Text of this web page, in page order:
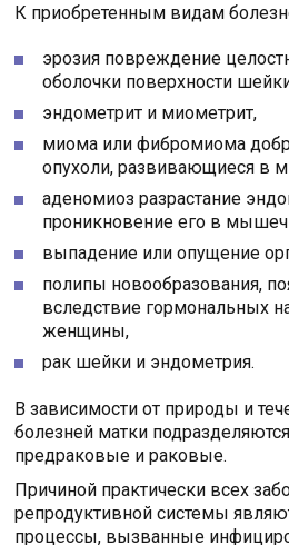
К приобретенным видам
эрозия повреждение
оболочки поверхности
эндометрит и миометрит,
миома или фибромиома
опухоли, развивающиеся в
аденомиоз разрастание
проникновение его в
выпадение или опущение
полипы новообразования,
вследствие гормональных
женщины,
рак шейки и эндометрия.
В зависимости от природы и
болезней матки
предраковые и раковые.
Причиной практически всех
репродуктивной системы
процессы, вызванные